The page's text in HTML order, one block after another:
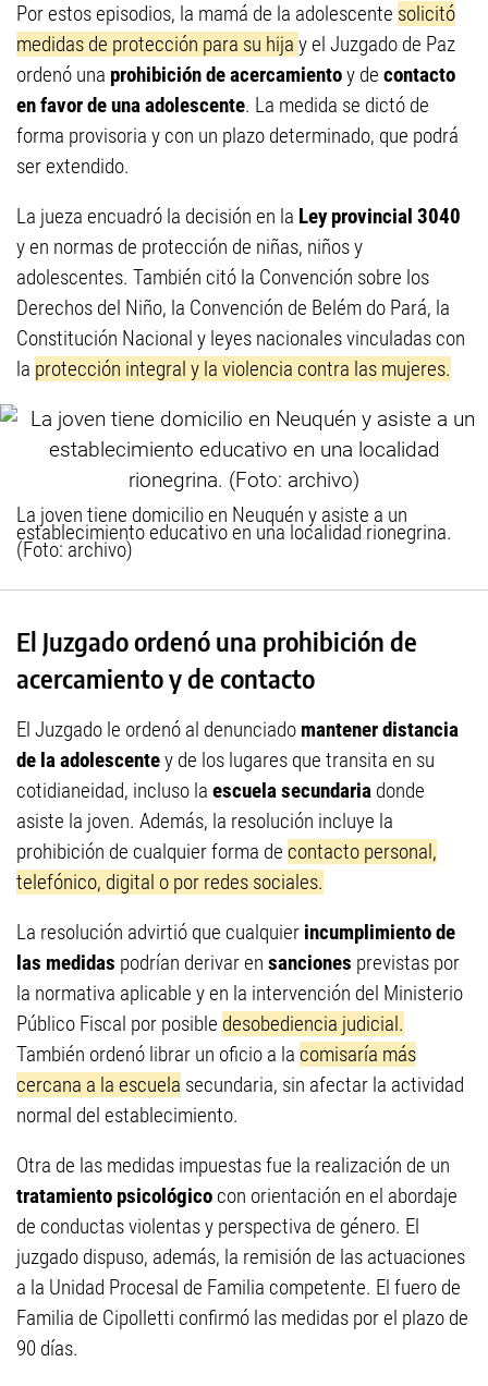
Por estos episodios, la mamá de la adolescente solicitó
medidas de protección para su hija y el Juzgado de Paz
ordenó una prohibición de acercamientoy de contacto
en favor de una adolescente. La medida se dictó de
forma provisoria y con un plazo determinado, que podrá
ser extendido.
La jueza encuadró la decisión en la Ley provincial 3040
y en normas de protección de niñas, niños y
adolescentes. También citó la Convención sobre los
Derechos del Niño, la Convención de Belém do Pará, la
Constitución Nacional y leyes nacionales vinculadas con
la protección integral y la violencia contra las mujeres.
La joven tiene domicilio en Neuquén y asiste a un
establecimiento educativo en una localidad rionegrina.
(Foto: archivo)
El Juzgado ordenó una prohibición de
acercamiento y de contacto
El Juzgado le ordenó al denunciado mantener distancia
de la adolescentey de los lugares que transita en su
cotidianeidad, incluso la escuela secundaria donde
asiste la joven. Además, la resolución incluye la
prohibición de cualquier forma de contacto personal,
telefónico, digital o por redes sociales.
La resolución advirtió que cualquier incumplimiento de
las medidas podrían derivar en sanciones previstas por
la normativa aplicable y en la intervención del Ministerio
Público Fiscal por posible desobediencia judicial.
También ordenó librar un oficio a la comisaría más
cercana a la escuela secundaria, sin afectar la actividad
normal del establecimiento.
Otra de las medidas impuestas fue la realización de un
tratamiento psicológico con orientación en el abordaje
de conductas violentas y perspectiva de género. El
juzgado dispuso, además, la remisión de las actuaciones
a la Unidad Procesal de Familia competente. El fuero de
Familia de Cipolletti confirmó las medidas por el plazo de
90 días.